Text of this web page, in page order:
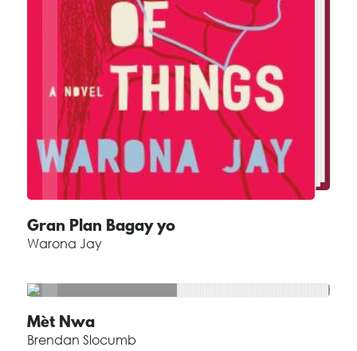
Gran Plan Bagay yo
Warona Jay
Mèt Nwa
Brendan Slocumb